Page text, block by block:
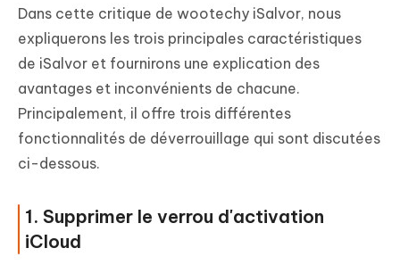
Dans cette critique de wootechy iSalvor, nous
expliquerons les trois principales caractéristiques
de iSalvor et fournirons une explication des
avantages et inconvénients de chacune.
Principalement, il offre trois différentes
fonctionnalités de déverrouillage qui sont discutées
ci-dessous.
1. Supprimer le verrou d'activation
iCloud